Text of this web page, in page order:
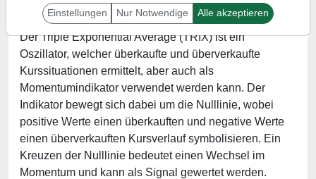
Der Triple Exponential Average (TRIX) ist ein
Oszillator, welcher überkaufte und überverkaufte
Kurssituationen ermittelt, aber auch als
Momentumindikator verwendet werden kann. Der
Indikator bewegt sich dabei um die Nulllinie, wobei
positive Werte einen überkauften und negative Werte
einen überverkauften Kursverlauf symbolisieren. Ein
Kreuzen der Nulllinie bedeutet einen Wechsel im
Momentum und kann als Signal gewertet werden.
Einstellungen Nur Notwendige Alle akzeptieren